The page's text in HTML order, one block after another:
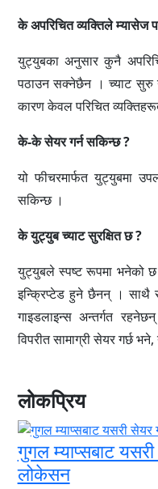
के अपरिचित व्यक्तिले म्यासेज
युट्युबका अनुसार कुनै
पठाउन सक्नेछैन । च्याट सुरु
कारण केवल परिचित
के-के सेयर गर्न सकिन्छ ?
यो फीचरमार्फत युट्युबमा
सकिन्छ ।
के युट्युब च्याट सुरक्षित छ ?
युट्युबले स्पष्ट रूपमा भनेको छ
इन्क्रिप्टेड हुने छैनन् । साथै
गाइडलाइन्स अन्तर्गत
विपरीत सामाग्री सेयर गर्छ
लोकप्रिय
गुगल म्याप्सबाट
लोकेसन